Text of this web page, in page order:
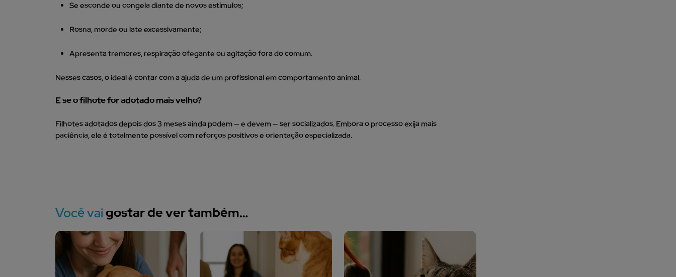
Se esconde ou congela diante de novos estímulos;
Rosna, morde ou late excessivamente;
Apresenta tremores, respiração ofegante ou agitação fora do comum.
Nesses casos, o ideal é contar com a ajuda de um profissional em comportamento animal.
E se o filhote for adotado mais velho?
Filhotes adotados depois dos 3 meses ainda podem — e devem — ser socializados. Embora o processo exija mais
paciência, ele é totalmente possível com reforços positivos e orientação especializada.
Você vaigostar de ver também…